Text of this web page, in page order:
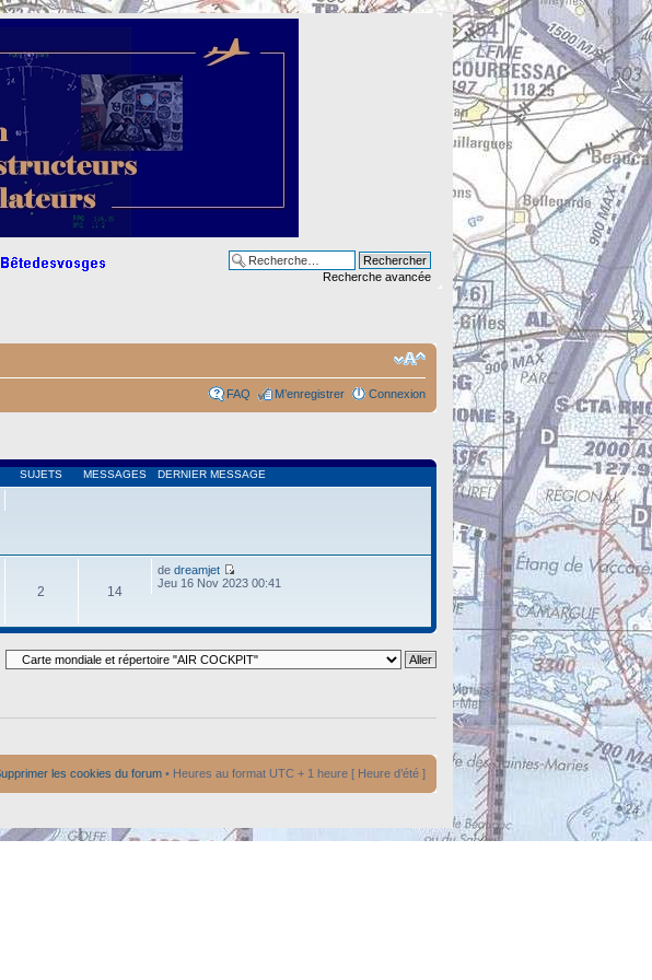
Recherche avancée
FAQ M’enregistrer Connexion
SUJETS MESSAGES DERNIER MESSAGE
2 14
de dreamjet
Jeu 16 Nov 2023 00:41
les cookies du forum • Heures au format UTC + 1 heure [ Heure d’été ]